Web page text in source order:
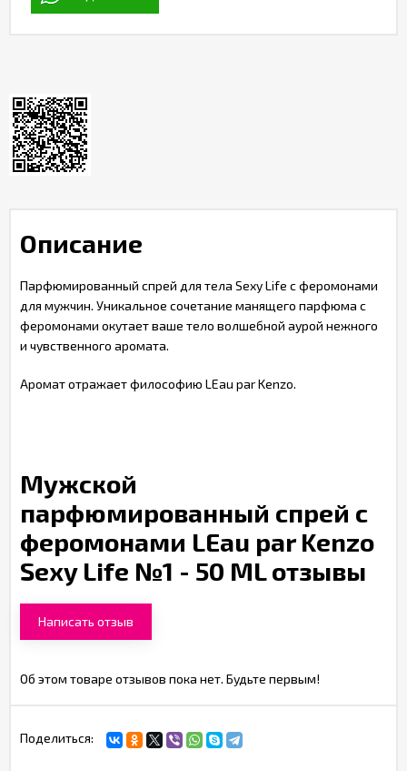
Описание
Парфюмированный спрей для тела Sexy Life с феромонами
для мужчин. Уникальное сочетание манящего парфюма с
феромонами окутает ваше тело волшебной аурой нежного
и чувственного аромата.
Аромат отражает философию LEau par Kenzo.
Мужской
парфюмированный спрей с
феромонами LEau par Kenzo
Sexy Life №1 - 50 ML отзывы
Написать отзыв
Об этом товаре отзывов пока нет. Будьте первым!
Поделиться: